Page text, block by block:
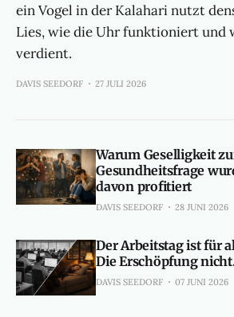
ein Vogel in der Kalahari nutzt
Lies, wie die Uhr funktioniert und
verdient.
DAVIS SEEDORF 27 JULI 2026
Warum Geselligkeit
Gesundheitsfrage
davon profitiert
DAVIS SEEDORF 28 JUNI 2026
Der Arbeitstag ist für
Die Erschöpfung
DAVIS SEEDORF 07 JUNI 2026